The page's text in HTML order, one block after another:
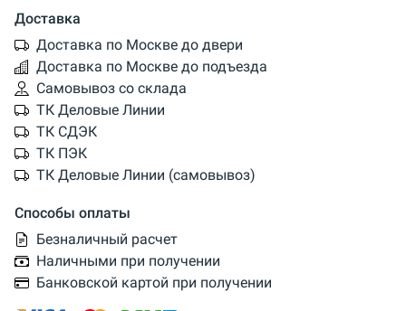
Доставка
Доставка по Москве до двери
Доставка по Москве до подъезда
Самовывоз со склада
ТК Деловые Линии
ТК СДЭК
ТК ПЭК
ТК Деловые Линии (самовывоз)
Способы оплаты
Безналичный расчет
Наличными при получении
Банковской картой при получении